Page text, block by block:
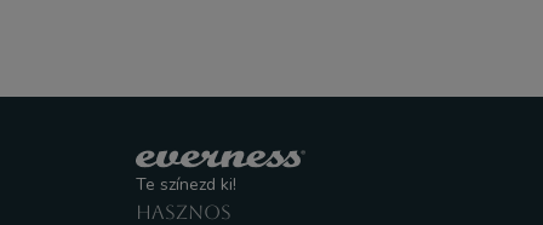
Te színezd ki!
HASZNOS